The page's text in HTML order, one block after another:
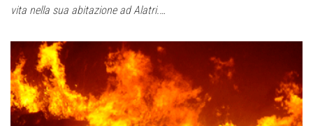
vita nella sua abitazione ad Alatri.…